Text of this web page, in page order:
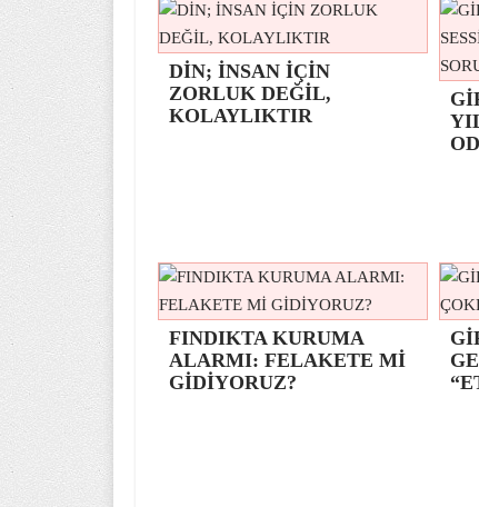
DİN; İNSAN İÇİN
ZORLUK DEĞİL,
KOLAYLIKTIR
FINDIKTA KURUMA
ALARMI: FELAKETE Mİ
GİDİYORUZ?